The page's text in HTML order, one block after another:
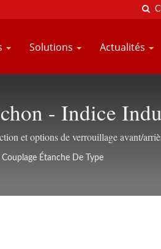
Solutions Actualités
- Indice
et options de verrouillage avant/
Couplage Étanche De Type